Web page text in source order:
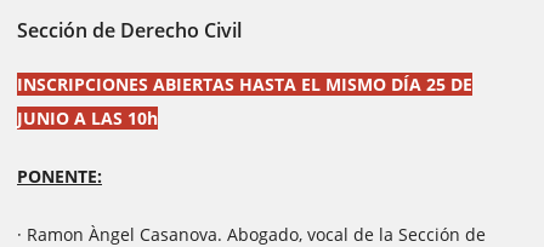
Sección de Derecho Civil
INSCRIPCIONES ABIERTAS HASTA EL MISMO DÍA 25 DE
JUNIO A LAS 10h
PONENTE:
· Ramon Àngel Casanova. Abogado, vocal de la Sección de